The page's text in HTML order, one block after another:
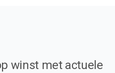
winst met actuele